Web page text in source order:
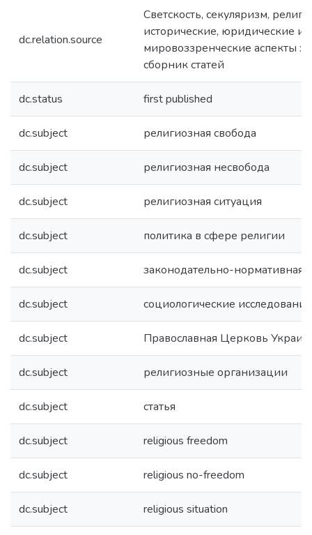
dc.relation.source
Светскость, секуляризм,
исторические, юридические и
мировоззренческие аспекты :
сборник статей
dc.status first published
dc.subject религиозная свобода
dc.subject религиозная несвобода
dc.subject религиозная ситуация
dc.subject политика в сфере религии
dc.subject законодательно-нормативная
dc.subject социологические исследования
dc.subject Православная Церковь
dc.subject религиозные организации
dc.subject статья
dc.subject religious freedom
dc.subject religious no-freedom
dc.subject religious situation